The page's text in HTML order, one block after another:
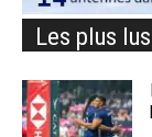
Les plus lus